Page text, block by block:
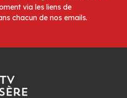
via les liens de
chacun de nos emails.